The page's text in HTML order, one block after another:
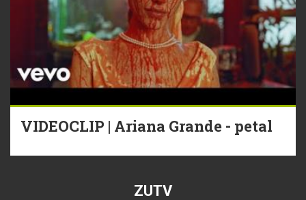
VIDEOCLIP | Ariana Grande - petal
ZUTV